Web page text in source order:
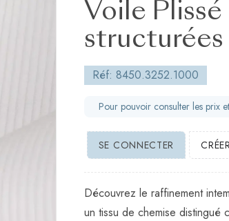
Voile Plissé
structurées
Réf: 8450.3252.1000
Pour pouvoir consulter les prix
SE CONNECTER
Découvrez le raffinement
un tissu de chemise